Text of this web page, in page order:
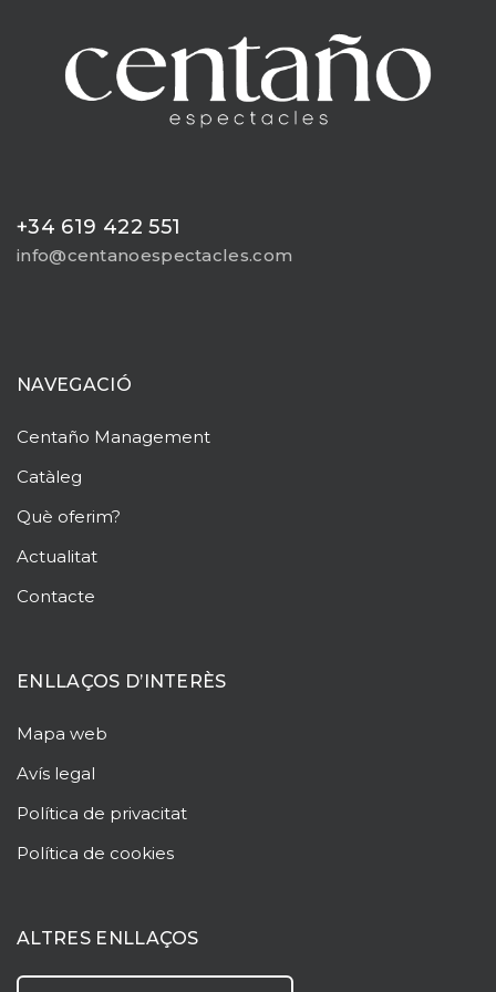
+34 619 422 551
info@centanoespectacles.com
NAVEGACIÓ
Centaño Management
Catàleg
Què oferim?
Actualitat
Contacte
ENLLAÇOS D’INTERÈS
Mapa web
Avís legal
Política de privacitat
Política de cookies
ALTRES ENLLAÇOS